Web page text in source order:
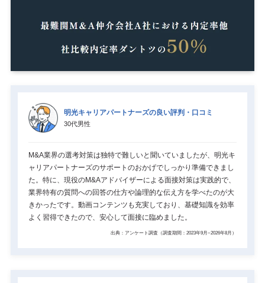
明光キャリアパートナーズの良い評判・口コミ
30代男性
M&A業界の選考対策は独特で難しいと聞いていましたが、明光キ
ャリアパートナーズのサポートのおかげでしっかり準備できまし
た。特に、現役のM&Aアドバイザーによる面接対策は実践的で、
業界特有の質問への回答の仕方や論理的な伝え方を学べたのが大
きかったです。動画コンテンツも充実しており、基礎知識を効率
よく習得できたので、安心して面接に臨めました。
出典：アンケート調査（調査期間：2023年9月~2026年8月）